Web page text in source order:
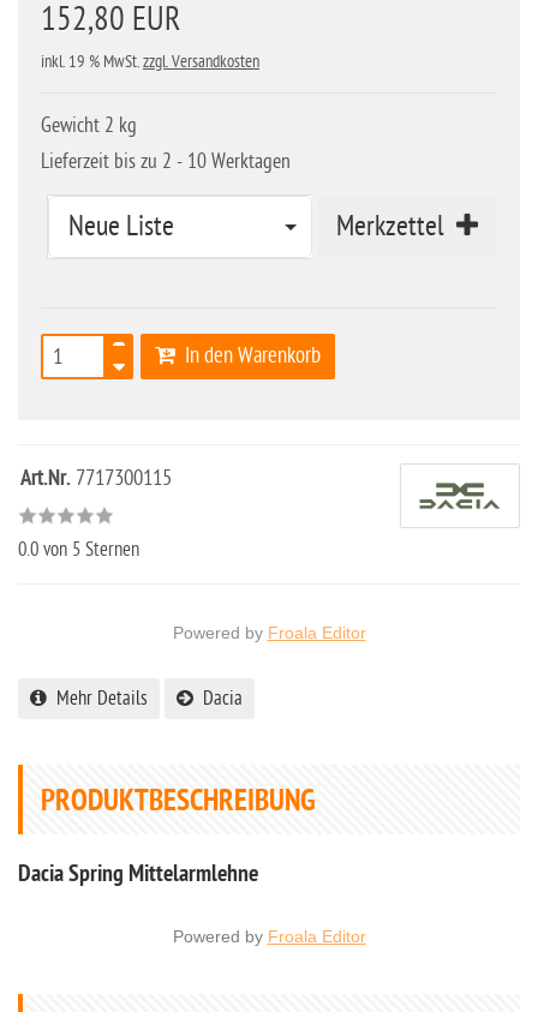
152,80 EUR
inkl. 19 % MwSt.zzgl. Versandkosten
Gewicht 2 kg
Lieferzeit bis zu 2 - 10 Werktagen
Neue Liste Merkzettel
In den Warenkorb
Art.Nr. 7717300115
0.0 von 5 Sternen
Powered by Froala Editor
Mehr Details Dacia
PRODUKTBESCHREIBUNG
Dacia Spring Mittelarmlehne
Powered by Froala Editor